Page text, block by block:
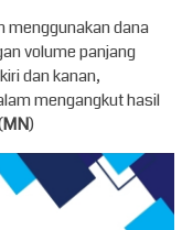
menggunakan dana
volume panjang
dan kanan,
mengangkut hasil
MN)